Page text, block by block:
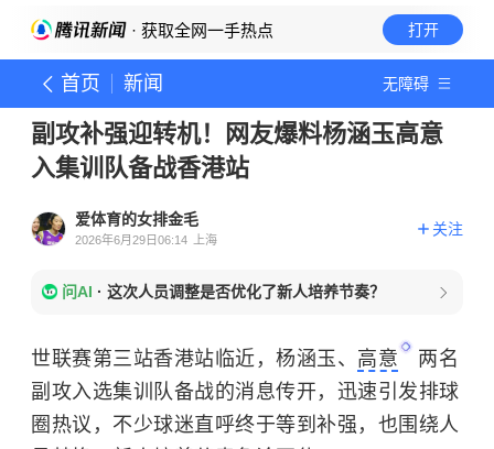
· 获取全网一手热点 打开
首页 新闻 无障碍
副攻补强迎转机！网友爆料杨涵玉高意
入集训队备战香港站
爱体育的女排金毛
2026年6月29日06:14 上海
关注
问AI · 这次人员调整是否优化了新人培养节奏？
世联赛第三站香港站临近，杨涵玉、 高意
两名
副攻入选集训队备战的消息传开，迅速引发排球
圈热议，不少球迷直呼终于等到补强，也围绕人